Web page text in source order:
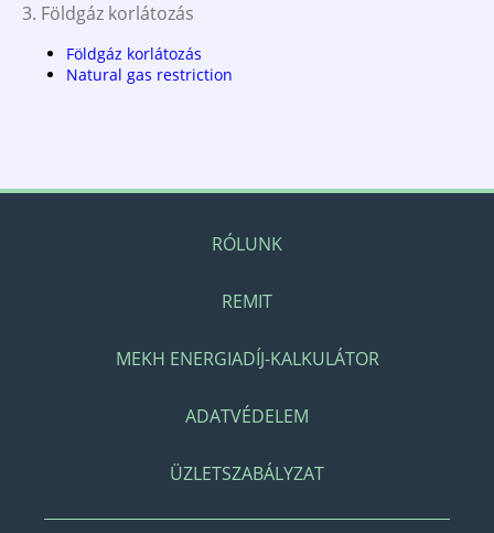
3. Földgáz korlátozás
Földgáz korlátozás
Natural gas restriction
RÓLUNK
REMIT
MEKH ENERGIADÍJ-KALKULÁTOR
ADATVÉDELEM
ÜZLETSZABÁLYZAT